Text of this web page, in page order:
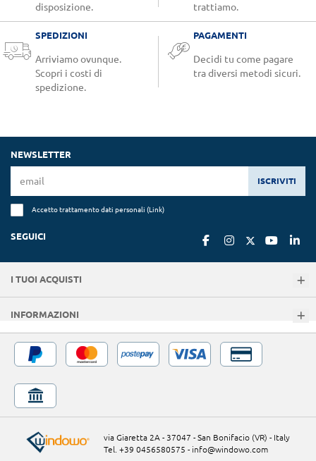
disposizione.
trattiamo.
SPEDIZIONI
Arriviamo ovunque.
Scopri i costi di
spedizione.
PAGAMENTI
Decidi tu come pagare
tra diversi metodi sicuri.
NEWSLETTER
ISCRIVITI
Accetto trattamento dati personali (Link)
SEGUICI
I TUOI ACQUISTI
INFORMAZIONI
via Giaretta 2A - 37047 - San Bonifacio (VR) - Italy
Tel. +39 0456580575 - info@windowo.com